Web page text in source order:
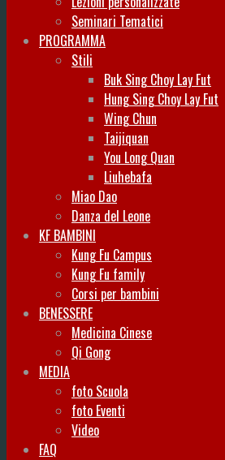
Seminari Tematici
PROGRAMMA
Stili
Buk Sing Choy Lay Fut
Hung Sing Choy Lay Fut
Wing Chun
Taijiquan
You Long Quan
Liuhebafa
Miao Dao
Danza del Leone
KF BAMBINI
Kung Fu Campus
Kung Fu family
Corsi per bambini
BENESSERE
Medicina Cinese
Qi Gong
MEDIA
foto Scuola
foto Eventi
Video
FAQ